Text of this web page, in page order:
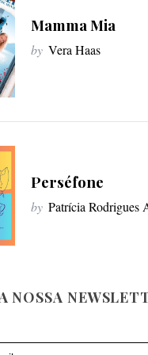
Mamma Mia
by Vera Haas
Perséfone
by Patrícia Rodrigues
NOSSA